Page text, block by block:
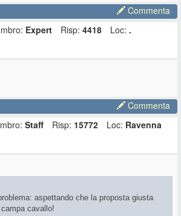
Commenta
Expert Risp: 4418 Loc: .
Commenta
Staff Risp: 15772 Loc: Ravenna
aspettando che la proposta giusta
cavallo!